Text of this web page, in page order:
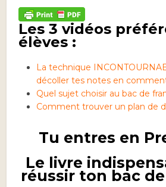
Les 3 vidéos
élèves :
La technique
décoller tes notes en
Quel sujet choisir au bac de
Comment trouver un plan de
Tu entres en
Le livre
réussir ton bac